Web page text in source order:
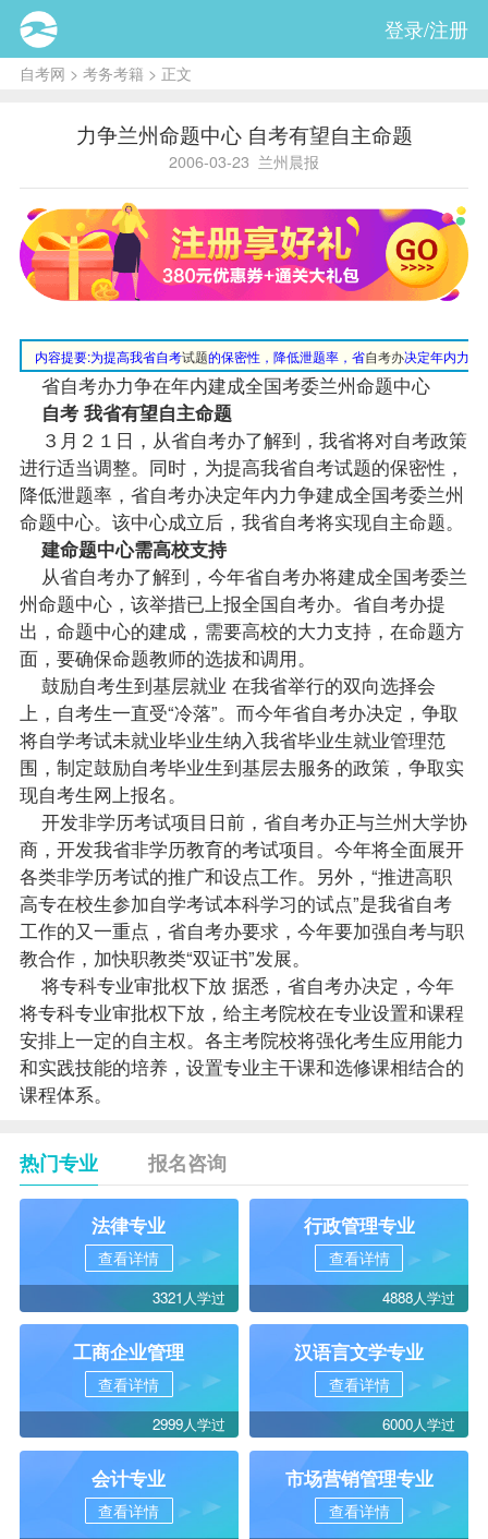
登录/注册
自考网 > 考务考籍 > 正文
力争兰州命题中心 自考有望自主命题
2006-03-23 兰州晨报
内容提要:为提高我省自考试题的保密性，降低泄题率，省自考办决定年内力争
省自考办力争在年内建成全国考委兰州命题中心
自考 我省有望自主命题
３月２１日，从省自考办了解到，我省将对自考政策
进行适当调整。同时，为提高我省自考试题的保密性，
降低泄题率，省自考办决定年内力争建成全国考委兰州
命题中心。该中心成立后，我省自考将实现自主命题。
建命题中心需高校支持
从省自考办了解到，今年省自考办将建成全国考委兰
州命题中心，该举措已上报全国自考办。省自考办提
出，命题中心的建成，需要高校的大力支持，在命题方
面，要确保命题教师的选拔和调用。
鼓励自考生到基层就业 在我省举行的双向选择会
上，自考生一直受“冷落”。而今年省自考办决定，争取
将自学考试未就业毕业生纳入我省毕业生就业管理范
围，制定鼓励自考毕业生到基层去服务的政策，争取实
现自考生网上报名。
开发非学历考试项目日前，省自考办正与兰州大学协
商，开发我省非学历教育的考试项目。今年将全面展开
各类非学历考试的推广和设点工作。另外，“推进高职
高专在校生参加自学考试本科学习的试点”是我省自考
工作的又一重点，省自考办要求，今年要加强自考与职
教合作，加快职教类“双证书”发展。
将专科专业审批权下放 据悉，省自考办决定，今年
将专科专业审批权下放，给主考院校在专业设置和课程
安排上一定的自主权。各主考院校将强化考生应用能力
和实践技能的培养，设置专业主干课和选修课相结合的
课程体系。
热门专业 报名咨询
法律专业
查看详情
3321人学过
行政管理专业
查看详情
4888人学过
工商企业管理
查看详情
2999人学过
汉语言文学专业
查看详情
6000人学过
会计专业
查看详情
市场营销管理专业
查看详情